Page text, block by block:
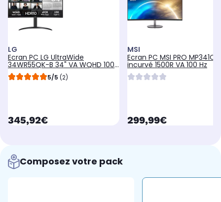
LG
Ecran PC LG UltraWide
34WR55QK-B 34" VA WQHD 100
Hz HDR10 USB-C 65W
5/5 (2)
currentPrice
345,92€
MSI
Ecran PC MSI PRO
incurvé 1500R VA 100 Hz
currentPrice
299,99€
Composez votre pack